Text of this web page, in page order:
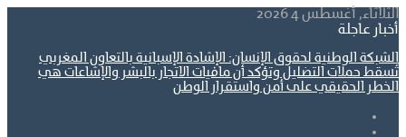
الثلاثاء, أغسطس 4 2026
أخبار عاجلة
الشبكة الوطنية لحقوق الإنسان: الإشادة الإسبانية بالتعاون المغربي
تُسقط حملات التضليل وتؤكد أن مافيات الاتجار بالبشر والإشاعات هي
الخطر الحقيقي على أمن واستقرار الوطن